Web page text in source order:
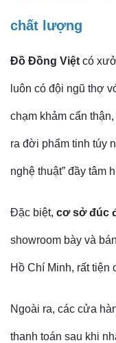
chất lượng
Đồ Đồng Việt có
luôn có đội ngũ thợ
chạm khảm cẩn
ra đời phẩm tinh túy
nghệ thuật” đầy tâm
Đặc biệt, cơ sở đúc
showroom bày và
Hồ Chí Minh, rất tiện
Ngoài ra, các cửa
thanh toán sau khi